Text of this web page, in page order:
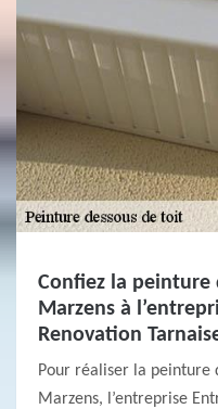
Confiez la peinture
Marzens à
Renovation
Pour réaliser la peinture
Marzens, l’entreprise